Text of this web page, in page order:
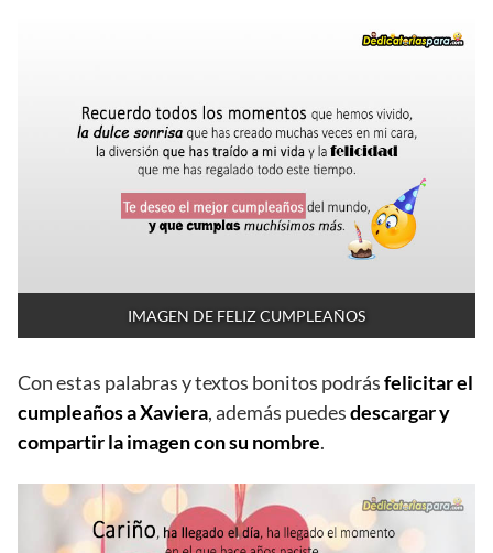
IMAGEN DE FELIZ CUMPLEAÑOS
Con estas palabras y textos bonitos podrásfelicitar el
cumpleaños a Xaviera, además puedesdescargar y
compartir la imagen con su nombre.